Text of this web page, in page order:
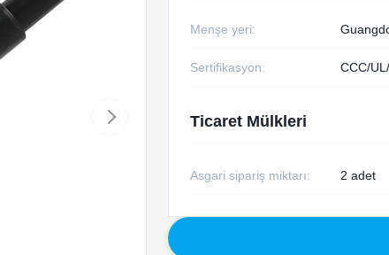
Menşe yeri:
Sertifikasyon: CCC/
Ticaret Mülkleri
Asgari sipariş miktarı: 2 adet